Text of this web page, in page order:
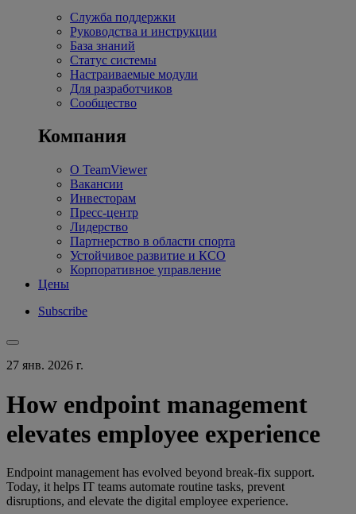
Служба поддержки
Руководства и инструкции
База знаний
Статус системы
Настраиваемые модули
Для разработчиков
Сообщество
Компания
О TeamViewer
Вакансии
Инвесторам
Пресс-центр
Лидерство
Партнерство в области спорта
Устойчивое развитие и КСО
Корпоративное управление
Цены
Subscribe
27 янв. 2026 г.
How endpoint management
elevates employee experience
Endpoint management has evolved beyond break-fix support.
Today, it helps IT teams automate routine tasks, prevent
disruptions, and elevate the digital employee experience.